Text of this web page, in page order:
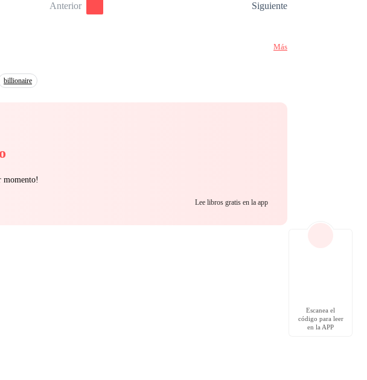
Anterior Siguiente
Más
billionaire
momento!
Lee libros gratis en la app
Escanea el
código para leer
en la APP